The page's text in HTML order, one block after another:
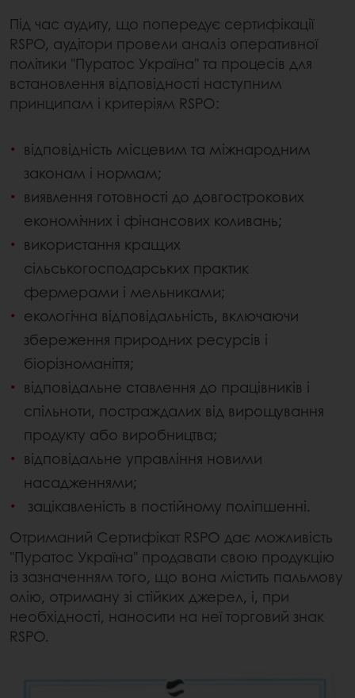
Під час аудиту, що попередує сертифікації
RSPO, аудітори провели аналіз оперативної
політики "Пуратос Україна" та процесів для
встановлення відповідності наступним
принципам і критеріям RSPO:
відповідність місцевим та міжнародним
законам і нормам;
виявлення готовності до довгострокових
економічних і фінансових коливань;
використання кращих
сільськогосподарських практик
фермерами і мельниками;
екологічна відповідальність, включаючи
збереження природних ресурсів і
біорізноманіття;
відповідальне ставлення до працівників і
спільноти, постраждалих від вирощування
продукту або виробництва;
відповідальне управління новими
насадженнями;
зацікавленість в постійному поліпшенні.
Отриманий Сертифікат RSPO дає можливість
"Пуратос Україна" продавати свою продукцію
із зазначенням того, що вона містить пальмову
олію, отриману зі стійких джерел, і, при
необхідності, наносити на неї торговий знак
RSPO.